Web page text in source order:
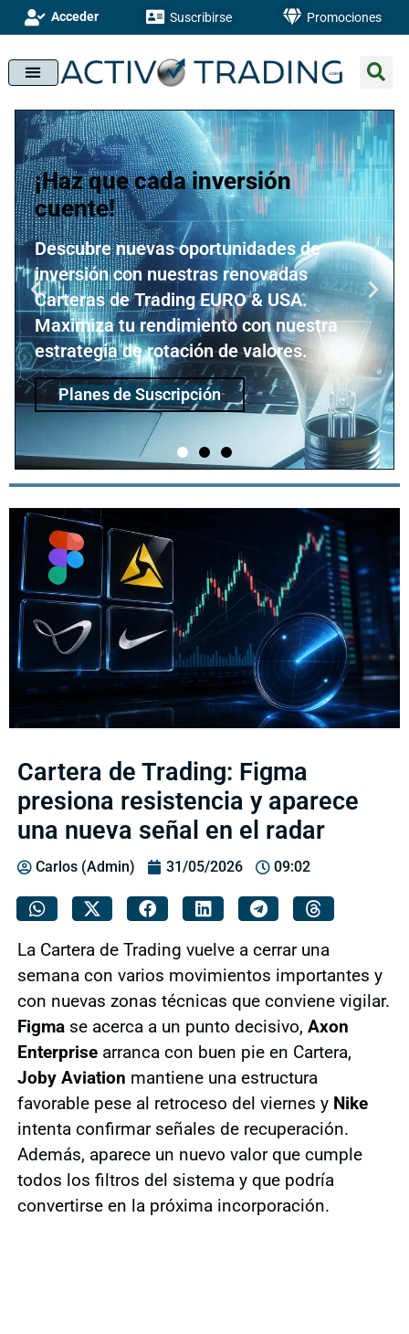
Acceder Suscribirse Promociones
¡Haz que cada inversión
cuente!
Descubre nuevas oportunidades de
inversión con nuestras renovadas
Carteras de Trading EURO & USA.
Maximiza tu rendimiento con nuestra
estrategia de rotación de valores.
Planes de Suscripción
Cartera de Trading: Figma
presiona resistencia y aparece
una nueva señal en el radar
Carlos (Admin) 31/05/2026 09:02
La Cartera de Trading vuelve a cerrar una
semana con varios movimientos importantes y
con nuevas zonas técnicas que conviene vigilar.
Figmase acerca a un punto decisivo, Axon
Enterprisearranca con buen pie en Cartera,
Joby Aviation mantiene una estructura
favorable pese al retroceso del viernes y Nike
intenta confirmar señales de recuperación.
Además, aparece un nuevo valor que cumple
todos los filtros del sistema y que podría
convertirse en la próxima incorporación.